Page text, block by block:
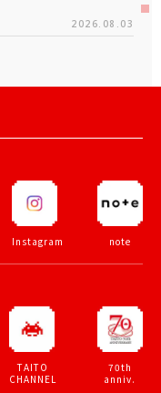
2026.08.03
Instagram note
TAITO
CHANNEL
70th
anniv.